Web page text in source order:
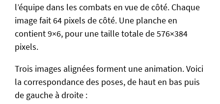
l’équipe dans les combats en vue de côté. Chaque
image fait 64 pixels de côté. Une planche en
contient 9×6, pour une taille totale de 576×384
pixels.
Trois images alignées forment une animation. Voici
la correspondance des poses, de haut en bas puis
de gauche à droite :